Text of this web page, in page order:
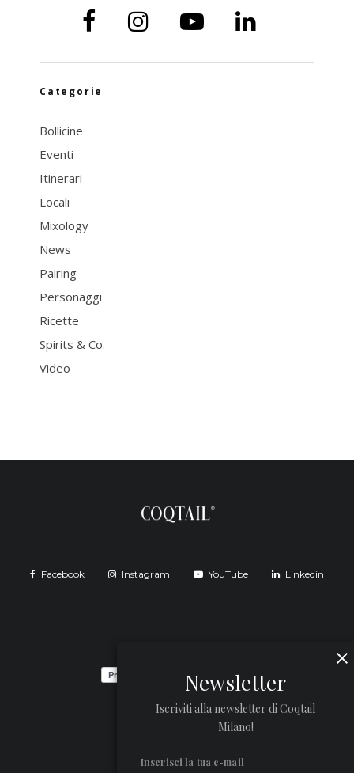
Categorie
Bollicine
Eventi
Itinerari
Locali
Mixology
News
Pairing
Personaggi
Ricette
Spirits & Co.
Video
Facebook Instagram YouTube Linkedin
Newsletter
Iscriviti alla newsletter di Coqtail
Milano!